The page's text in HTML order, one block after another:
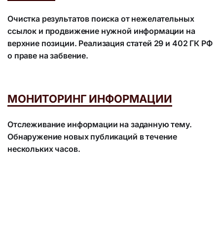
Очистка результатов поиска от нежелательных
ссылок и продвижение нужной информации на
верхние позиции. Реализация статей 29 и 402 ГК РФ
о праве на забвение.
МОНИТОРИНГ ИНФОРМАЦИИ
Отслеживание информации на заданную тему.
Обнаружение новых публикаций в течение
нескольких часов.